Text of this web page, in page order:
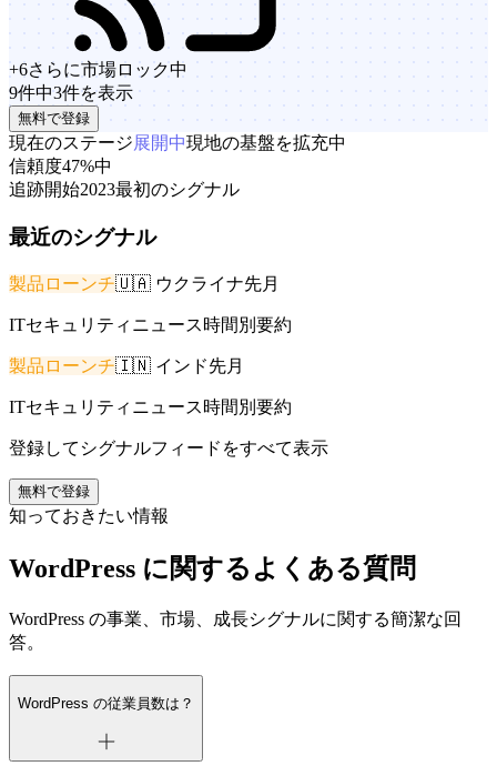
+6さらに市場ロック中
9件中3件を表示
無料で登録
現在のステージ展開中現地の基盤を拡充中
信頼度47%中
追跡開始2023最初のシグナル
最近のシグナル
製品ローンチ🇺🇦 ウクライナ先月
ITセキュリティニュース時間別要約
製品ローンチ🇮🇳 インド先月
ITセキュリティニュース時間別要約
登録してシグナルフィードをすべて表示
無料で登録
知っておきたい情報
WordPress に関するよくある質問
WordPress の事業、市場、成長シグナルに関する簡潔な回
答。
WordPress の従業員数は？